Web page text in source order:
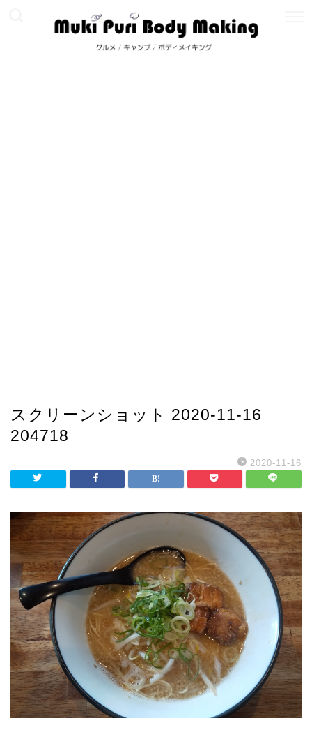
スクリーンショット 2020-11-16
204718
2020-11-16